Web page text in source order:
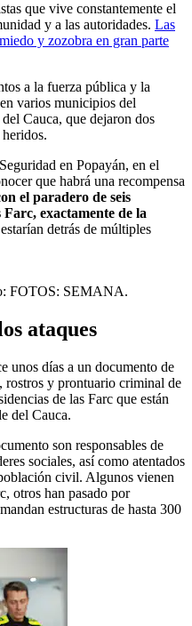
que vive constantemente el
y a las autoridades. Las
y zozobra en gran parte
a la fuerza pública y la
varios municipios del
Cauca, que dejaron dos
en Popayán, en el
que habrá una recompensa
el paradero de seis
Farc, exactamente de la
detrás de múltiples
FOTOS: SEMANA.
ataques
unos días a un documento de
y prontuario criminal de
de las Farc que están
del Cauca.
son responsables de
sociales, así como atentados
civil. Algunos vienen
otros han pasado por
estructuras de hasta 300